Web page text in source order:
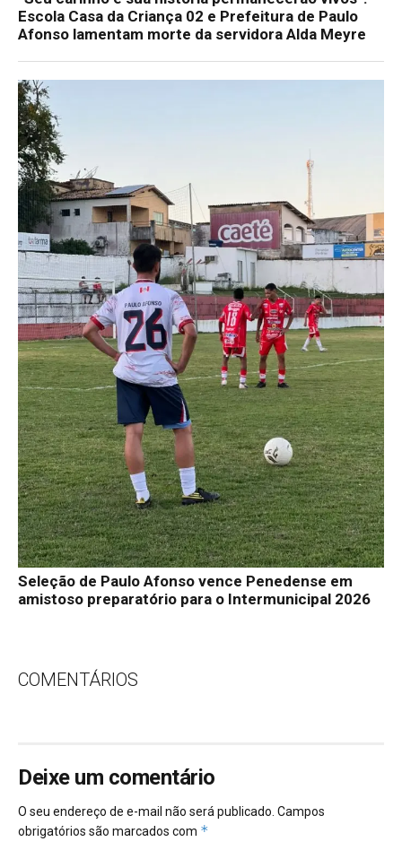
Escola Casa da Criança 02 e Prefeitura de Paulo
Afonso lamentam morte da servidora Alda Meyre
Seleção de Paulo Afonso vence Penedense em
amistoso preparatório para o Intermunicipal 2026
COMENTÁRIOS
Deixe um comentário
O seu endereço de e-mail não será publicado. Campos
obrigatórios são marcados com *